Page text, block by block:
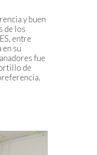
y buen
de los
entre
su
fue
de